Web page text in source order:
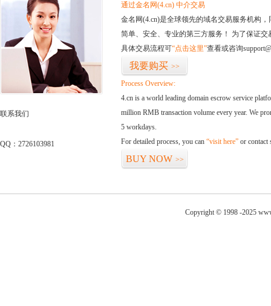
联系我们
QQ：2726103981
通过金名网(4.cn) 中介交易
金名网(4.cn)是全球领先的域名交易服务机构
简单、安全、专业的第三方服务！ 为了保证
具体交易流程可“点击这里”查看或咨询
我要购买 >>
Process Overview:
4.cn is a world leading domain escrow service
million RMB transaction volume every year. We
5 workdays.
For detailed process, you can “visit here” or contact
BUY NOW >>
Copyright © 1998 -2025